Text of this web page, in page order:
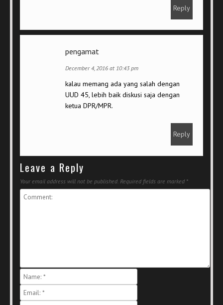
Reply
pengamat
December 4, 2016 at 10:43 pm
kalau memang ada yang salah dengan
UUD 45, lebih baik diskusi saja dengan
ketua DPR/MPR.
Reply
Leave a Reply
Your email address will not be published. Required fields are marked *